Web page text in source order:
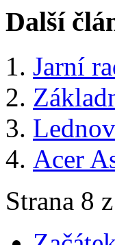
Další
Jarní
Acer
Strana 8